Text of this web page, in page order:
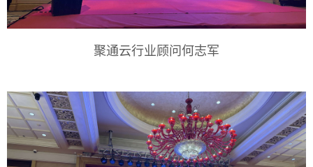
聚通云行业顾问何志军